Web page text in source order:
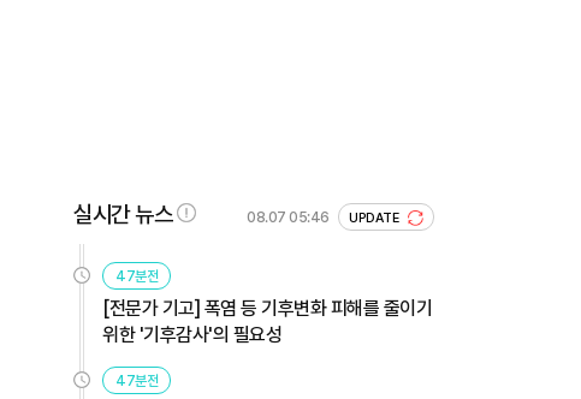
실시간 뉴스 08.07 05:46 UPDATE
47분전
[전문가 기고] 폭염 등 기후변화 피해를 줄이기
위한 '기후감사'의 필요성
47분전